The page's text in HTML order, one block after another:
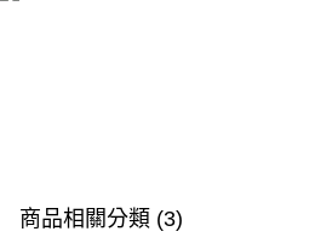
商品相關分類 (3)